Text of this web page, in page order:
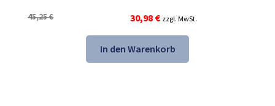
45,25€
Ursprünglicher
Preis
war:
45,25 €
30,98 €Aktueller
Preis
ist:
30,98 €.
zzgl. MwSt.
In den Warenkorb